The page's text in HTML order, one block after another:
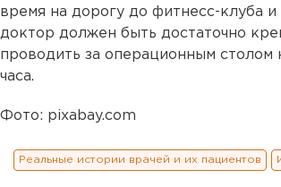
время на дорогу до фитнесс-клуба и
доктор должен быть достаточно
проводить за операционным столом
часа.
Фото: pixabay.com
Реальные истории врачей и их пациентов